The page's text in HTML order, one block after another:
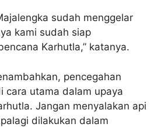
sudah menggelar
kami sudah siap
Karhutla,” katanya.
pencegahan
cara utama dalam upaya
Jangan menyalakan api
dilakukan dalam